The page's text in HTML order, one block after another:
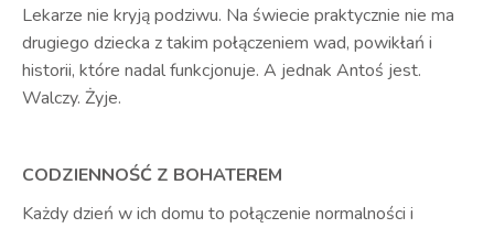
Lekarze nie kryją podziwu. Na świecie praktycznie nie ma
drugiego dziecka z takim połączeniem wad, powikłań i
historii, które nadal funkcjonuje. A jednak Antoś jest.
Walczy. Żyje.
CODZIENNOŚĆ Z BOHATEREM
Każdy dzień w ich domu to połączenie normalności i